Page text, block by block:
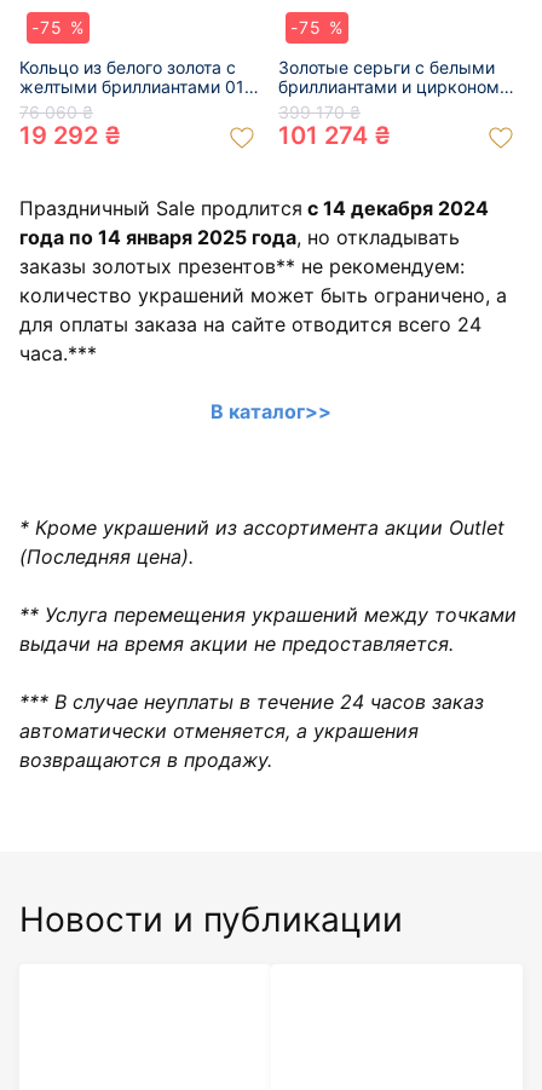
-75 %
Кольцо из белого золота с
желтыми бриллиантами 01-
200202490
76 060 ₴
19 292 ₴
-75 %
Золотые серьги с белыми
бриллиантами и цирконом
01-200137414
399 170 ₴
101 274 ₴
Праздничный Sale продлится с 14 декабря 2024
года по 14 января 2025 года, но откладывать
заказы золотых презентов** не рекомендуем:
количество украшений может быть ограничено, а
для оплаты заказа на сайте отводится всего 24
часа.***
В каталог>>
* Кроме украшений из ассортимента акции Outlet
(Последняя цена).
** Услуга перемещения украшений между точками
выдачи на время акции не предоставляется.
*** В случае неуплаты в течение 24 часов заказ
автоматически отменяется, а украшения
возвращаются в продажу.
Новости и публикации